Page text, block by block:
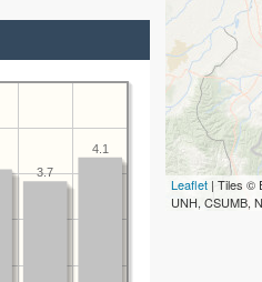
4.1
3.7
Leaflet | Tiles ©
UNH, CSUMB,